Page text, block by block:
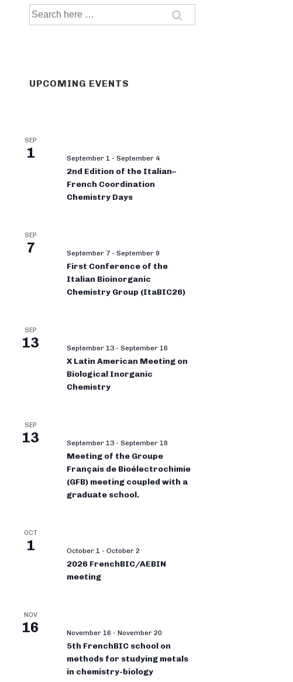
Search
for:
UPCOMING EVENTS
SEP
1 September 1 - September 4
2nd Edition of the Italian–
French Coordination
Chemistry Days
SEP
7 September 7 - September 9
First Conference of the
Italian Bioinorganic
Chemistry Group (ItaBIC26)
SEP
13 September 13 - September 16
X Latin American Meeting on
Biological Inorganic
Chemistry
SEP
13 September 13 - September 18
Meeting of the Groupe
Français de Bioélectrochimie
(GFB) meeting coupled with a
graduate school.
OCT
1 October 1 - October 2
2026 FrenchBIC/AEBIN
meeting
NOV
16 November 16 - November 20
5th FrenchBIC school on
methods for studying metals
in chemistry-biology